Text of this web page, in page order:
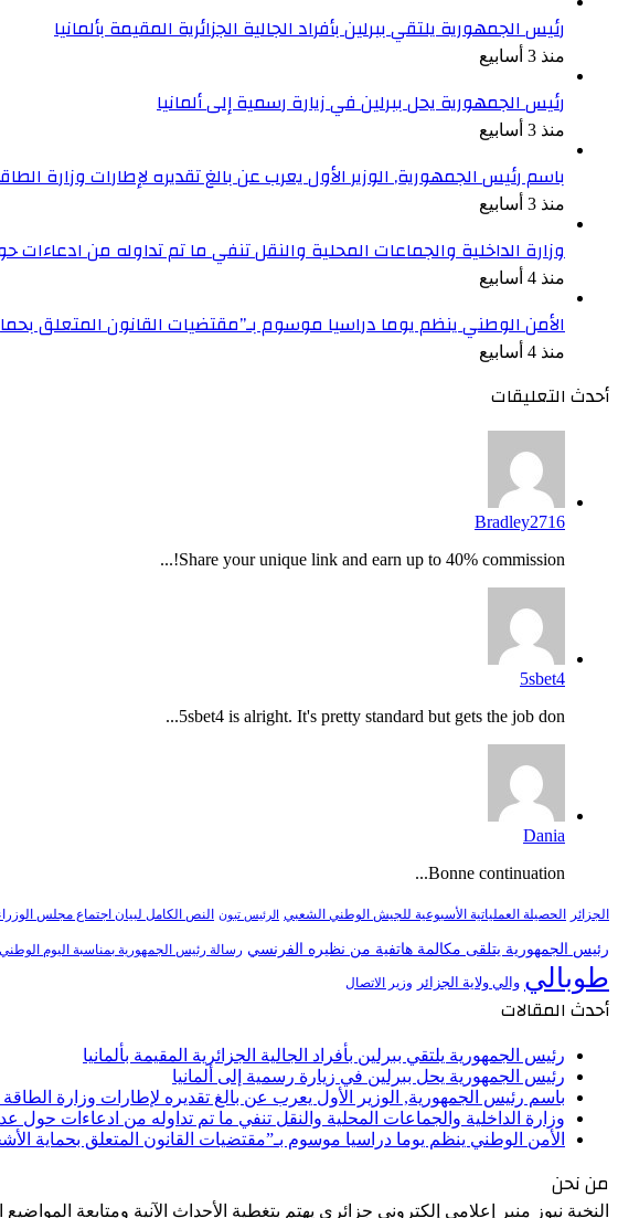
رئيس الجمهورية يلتقي ببرلين بأفراد الجالية الجزائرية المقيمة بألمانيا
منذ 3 أسابيع
رئيس الجمهورية يحل ببرلين في زيارة رسمية إلى ألمانيا
منذ 3 أسابيع
باسم رئيس الجمهورية, الوزير الأول يعرب عن بالغ تقديره لإطارات وزارة
منذ 3 أسابيع
وزارة الداخلية والجماعات المحلية والنقل تنفي ما تم تداوله من
منذ 4 أسابيع
الأمن الوطني ينظم يوما دراسيا موسوم بـ”مقتضيات القانون المتعلق
منذ 4 أسابيع
أحدث التعليقات
Bradley2716
Share your unique link and earn up to 40% commission!...
5sbet4
5sbet4 is alright. It's pretty standard but gets the job don...
Dania
Bonne continuation...
الجزائر الحصيلة العملياتية الأسبوعية للجيش الوطني الشعبي الرئيس تبون النص الكامل لبيان اجتماع مجلس
رئيس الجمهورية يتلقى مكالمة هاتفية من نظيره الفرنسي رسالة رئيس الجمهورية بمناسبة اليوم
طوبالي والي ولاية الجزائر وزير الاتصال
أحدث المقالات
رئيس الجمهورية يلتقي ببرلين بأفراد الجالية الجزائرية المقيمة بألمانيا
رئيس الجمهورية يحل ببرلين في زيارة رسمية إلى ألمانيا
باسم رئيس الجمهورية, الوزير الأول يعرب عن بالغ تقديره لإطارات وزارة
وزارة الداخلية والجماعات المحلية والنقل تنفي ما تم تداوله من ادعاءات حول
الأمن الوطني ينظم يوما دراسيا موسوم بـ”مقتضيات القانون المتعلق
من نحن
النخبة نيوز منبر إعلامي إلكتروني جزائري يهتم بتغطية الأحداث الآنية ومتابعة